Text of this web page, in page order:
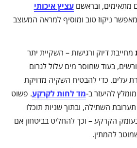
מתאימים, ובראשםעציץ איכותי
ניקוז טוב ומוסיף למראה המעוצב
מחייבת דיוק ורגישות – השקיית יתר
בעוד שחוסר מים עלול לגרום
עלים. כדי להבטיח השקיה מדויקת
להיעזר ב-מד לחות לקרקע. פשוט
השתילה, ובתוך שניות תוכלו
הקרקע – וכך להחליט בביטחון אם
להמתין.